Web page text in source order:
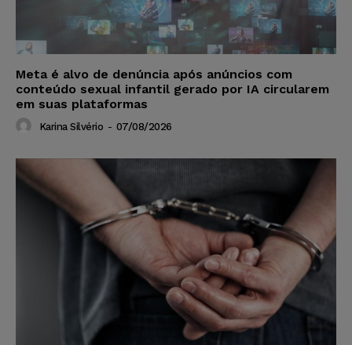
Meta é alvo de denúncia após anúncios com
conteúdo sexual infantil gerado por IA circularem
em suas plataformas
Karina Silvério - 07/08/2026